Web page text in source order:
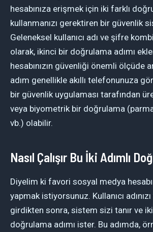
hesabınıza erişmek için iki farklı
kullanmanızı gerektiren bir güvenlik
Geleneksel kullanıcı adı ve şifre
olarak, ikinci bir doğrulama adımı
hesabınızın güvenliği önemli ölçüde
adım genellikle akıllı telefonunuza
bir güvenlik uygulaması tarafından
veya biyometrik bir doğrulama
vb.) olabilir.
Nasıl Çalışır Bu İki Adımlı
Diyelim ki favori sosyal medya
yapmak istiyorsunuz. Kullanıcı
girdikten sonra, sistem sizi tanır ve
doğrulama adımı ister. Bu adımda,